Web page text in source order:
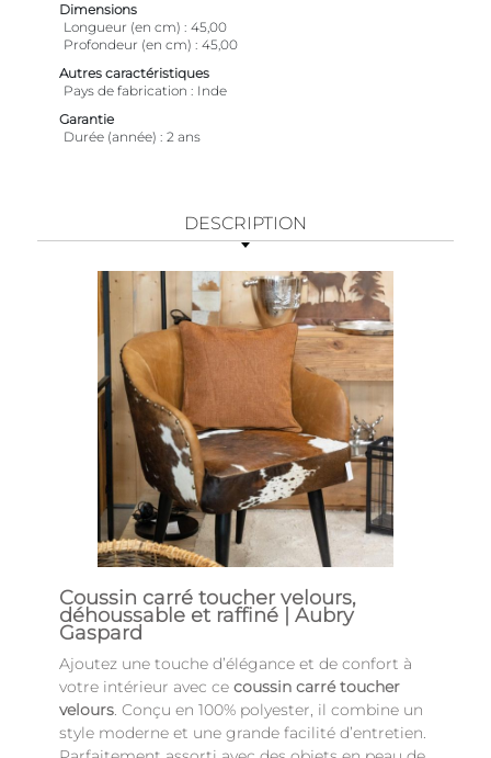
Dimensions
Longueur (en cm)
45,00
Profondeur (en cm)
45,00
Autres caractéristiques
Pays de fabrication
Inde
Garantie
Durée (année)
2 ans
DESCRIPTION
Coussin carré toucher velours,
déhoussable et raffiné | Aubry
Gaspard
Ajoutez une touche d’élégance et de confort à
votre intérieur avec ce coussin carré toucher
velours. Conçu en 100% polyester, il combine un
style moderne et une grande facilité d’entretien.